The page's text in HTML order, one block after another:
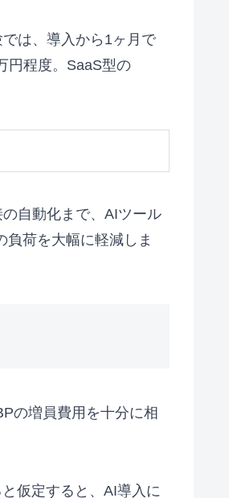
は、導入から1ヶ月で
円程度。SaaS型の
自動化まで、AIツール
荷を大幅に軽減しま
の増員費用を十分に相
仮定すると、AI導入に